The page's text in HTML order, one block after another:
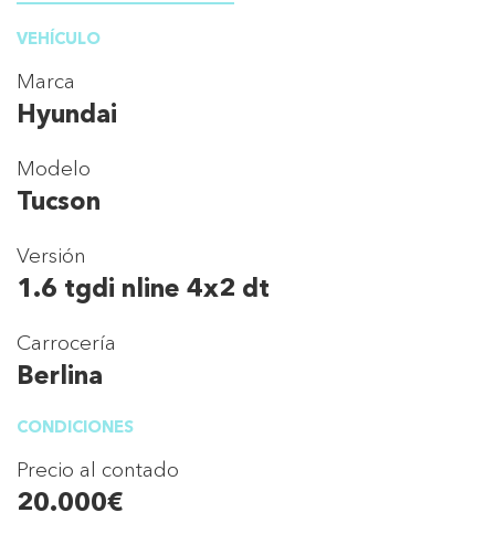
VEHÍCULO
Marca
Hyundai
Modelo
Tucson
Versión
1.6 tgdi nline 4x2 dt
Carrocería
Berlina
CONDICIONES
Precio al contado
20.000€